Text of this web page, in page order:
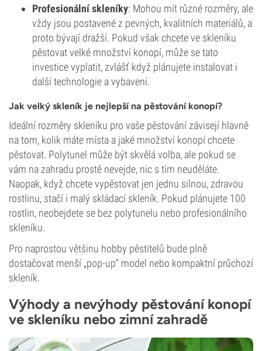
Profesionální skleníky: Mohou mít různé rozměry, ale
vždy jsou postavené z pevných, kvalitních materiálů, a
proto bývají dražší. Pokud však chcete ve skleníku
pěstovat velké množství konopí, může se tato
investice vyplatit, zvlášť když plánujete instalovat i
další technologie a vybavení.
Jak velký skleník je nejlepší na pěstování konopí?
Ideální rozměry skleníku pro vaše pěstování závisejí hlavně
na tom, kolik máte místa a jaké množství konopí chcete
pěstovat. Polytunel může být skvělá volba, ale pokud se
vám na zahradu prostě nevejde, nic s tím neuděláte.
Naopak, když chcete vypěstovat jen jednu silnou, zdravou
rostlinu, stačí i malý skládací skleník. Pokud plánujete 100
rostlin, neobejdete se bez polytunelu nebo profesionálního
skleníku.
Pro naprostou většinu hobby pěstitelů bude plně
dostačovat menší „pop-up“ model nebo kompaktní průchozí
skleník.
Výhody a nevýhody pěstování konopí
ve skleníku nebo zimní zahradě